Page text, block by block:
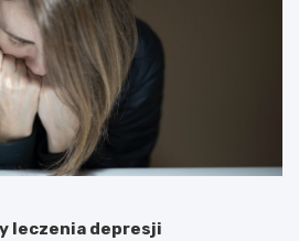
leczenia depresji